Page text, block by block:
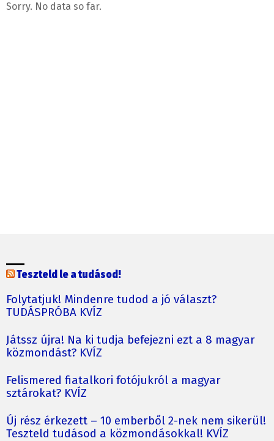
Sorry. No data so far.
Teszteld le a tudásod!
Folytatjuk! Mindenre tudod a jó választ?
TUDÁSPRÓBA KVÍZ
Játssz újra! Na ki tudja befejezni ezt a 8 magyar
közmondást? KVÍZ
Felismered fiatalkori fotójukról a magyar
sztárokat? KVÍZ
Új rész érkezett – 10 emberből 2-nek nem sikerül!
Teszteld tudásod a közmondásokkal! KVÍZ